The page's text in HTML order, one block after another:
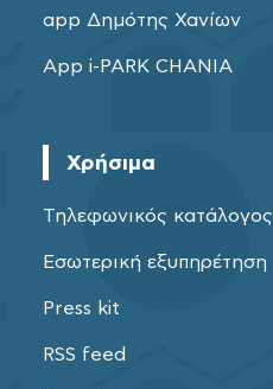
app Δημότης Χανίων
App i-PARK CHANIA
Χρήσιμα
Τηλεφωνικός κατάλογος
Εσωτερική εξυπηρέτηση
Press kit
RSS feed